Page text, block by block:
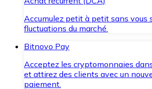
Accumulez petit à petit sans vous
fluctuations du marché.
Bitnovo Pay
Acceptez les cryptomonnaies
et attirez des clients avec un
paiement.